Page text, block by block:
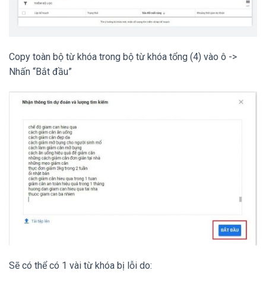
Copy toàn bộ từ khóa trong bộ từ khóa tổng (4) vào ô ->
Nhấn “Bắt đầu”
Sẽ có thể có 1 vài từ khóa bị lỗi do: